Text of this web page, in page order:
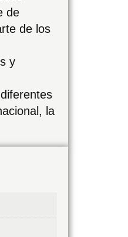
de
de los
y
la